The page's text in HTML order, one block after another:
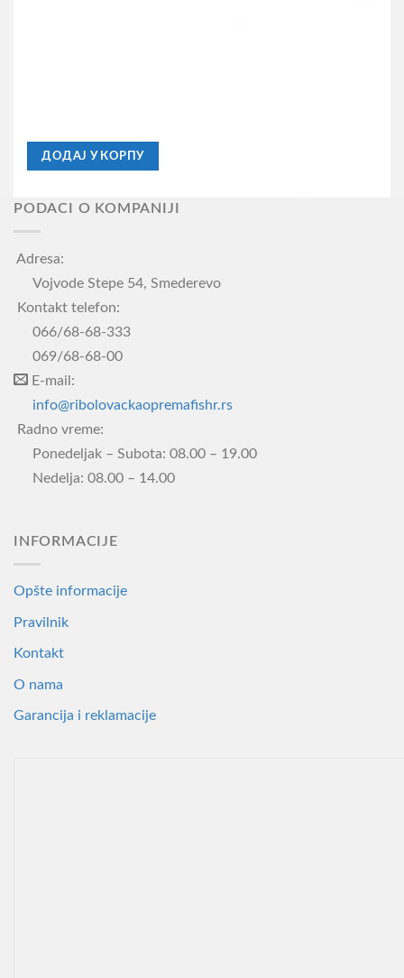
ДОДАЈ У КОРПУ
PODACI O KOMPANIJI
Adresa:
Vojvode Stepe 54, Smederevo
Kontakt telefon:
066/68-68-333
069/68-68-00
E-mail:
info@ribolovackaopremafishr.rs
Radno vreme:
Ponedeljak – Subota: 08.00 – 19.00
Nedelja: 08.00 – 14.00
INFORMACIJE
Opšte informacije
Pravilnik
Kontakt
O nama
Garancija i reklamacije